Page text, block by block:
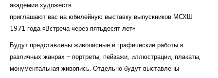
академии художеств
приглашают вас на юбилейную выставку выпускников МСХШ
1971 года «Встреча через пятьдесят лет».
Будут представлены живописные и графические работы в
различных жанрах – портреты, пейзажи, иллюстрации, плакаты,
монументальная живопись. Отдельно будут выставлены